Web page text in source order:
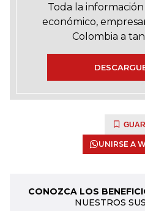
Toda la
económico,
Colombia a
UNIRSE A
CONOZCA LOS
NUESTROS